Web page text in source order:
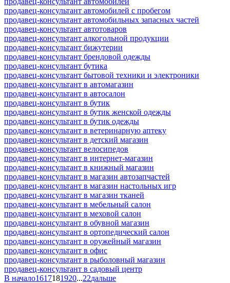
продавец-консультант автомобилей с пробегом
продавец-консультант автомобильных запасных частей
продавец-консультант автотоваров
продавец-консультант алкогольной продукции
продавец-консультант бижутерии
продавец-консультант брендовой одежды
продавец-консультант бутика
продавец-консультант бытовой техники и электроники
продавец-консультант в автомагазин
продавец-консультант в автосалон
продавец-консультант в бутик
продавец-консультант в бутик женской одежды
продавец-консультант в бутик одежды
продавец-консультант в ветеринарную аптеку
продавец-консультант в детский магазин
продавец-консультант велосипедов
продавец-консультант в интернет-магазин
продавец-консультант в книжный магазин
продавец-консультант в магазин автозапчастей
продавец-консультант в магазин настольных игр
продавец-консультант в магазин тканей
продавец-консультант в мебельный салон
продавец-консультант в меховой салон
продавец-консультант в обувной магазин
продавец-консультант в ортопедический салон
продавец-консультант в оружейный магазин
продавец-консультант в офис
продавец-консультант в рыболовный магазин
продавец-консультант в садовый центр
В начало1617181920...22дальше